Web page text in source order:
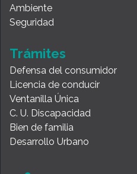
Ambiente
Seguridad
Trámites
Defensa del consumidor
Licencia de conducir
Ventanilla Única
C. U. Discapacidad
Bien de familia
Desarrollo Urbano